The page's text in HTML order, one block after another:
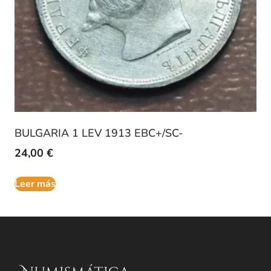
BULGARIA 1 LEV 1913 EBC+/SC-
24,00 €
Leer más